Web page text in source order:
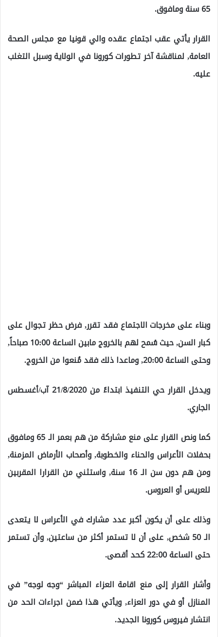
65 سنة ومافوق.
القرار يأتي عقب اجتماع عقده والي قونيا مع مجلس الصحة
العامة, لمناقشة آخر تطورات كورونا في الولاية وسبل التغلب
عليه.
وبناء على مخرجات الاجتماع فقد تقرر, فرض حظر تجوال على
كبار السن, حيث سُمح لهم بالخروج مابين الساعة 10:00 صباحاً,
وحتى الساعة 20:00, وماعدا ذلك فقد مُنعوا من الخروج.
ويدخل القرار حي التنفيذ ابتداءً من 21/8/2020 آب/أغسطس
الجاري.
كما ونص القرار على منع مشاركة من هم بعمر الـ 65 ومافوق
بحفلات الأعراس والحناء والخطوبة, وأصحاب الأرماض المزمنة,
ومن هم دون سن الـ 16 سنة, واستثني من القرارا المقربين
للعريس أو العروس.
وذلك على أن يكون أكبر عدد مشارك في الأعراس لا يتعدى
الـ 50 شخص, على أن لا تستمر أكثر من ساعتين, وأن تستمر
حتى الساعة 22:00 كحد أقصى.
وأشار القرار إلى منع اقامة العزاء المباشر “وجه لوجه” في
المنازل أو في دور العزاء, ويأتي هذا ضمن اجراءات الحد من
انتشار فيروس كورونا الجديد.